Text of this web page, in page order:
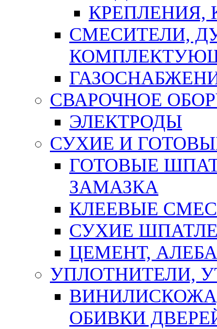
СМЕСИТЕЛИ,
СВАРОЧНОЕ
ЭЛЕКТРОДЫ
СУХИЕ И
ГОТОВЫЕ
ЗАМАЗКА
КЛЕЕВЫЕ
СУХИЕ
ЦЕМЕНТ,
УПЛОТНИТЕЛИ,
ОБИВКИ